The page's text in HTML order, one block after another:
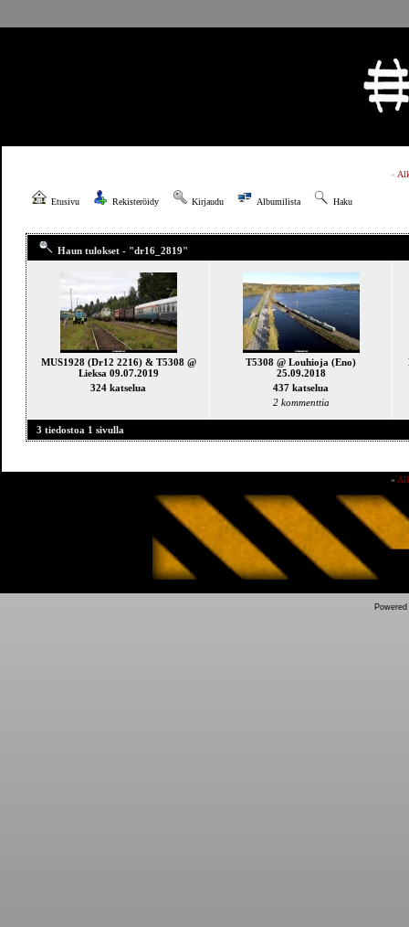
»
Etusivu Rekisteröidy Kirjaudu Albumilista Haku
Haun tulokset - "dr16_2819"
MUS1928 (Dr12 2216) & T5308 @
Lieksa 09.07.2019
324 katselua
T5308 @ Louhioja (Eno)
25.09.2018
437 katselua
2 kommenttia
3 tiedostoa 1 sivulla
»